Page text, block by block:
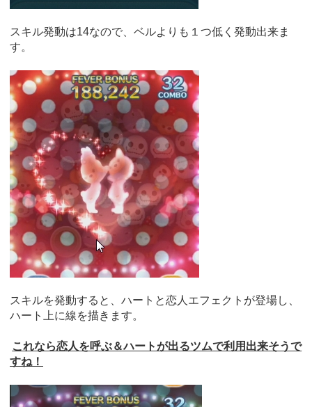
スキル発動は14なので、ベルよりも１つ低く発動出来ま
す。
スキルを発動すると、ハートと恋人エフェクトが登場し、
ハート上に線を描きます。
これなら恋人を呼ぶ＆ハートが出るツムで利用出来そうで
すね！